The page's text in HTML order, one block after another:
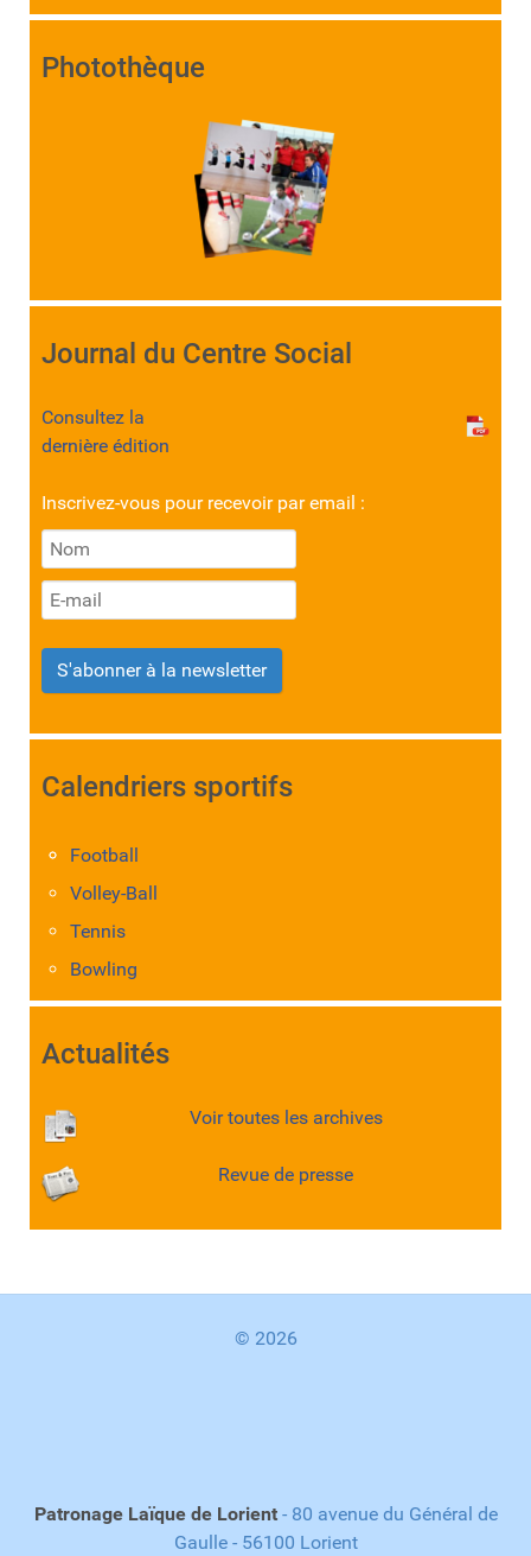
Photothèque
Journal du Centre Social
Consultez la
dernière édition
Inscrivez-vous pour recevoir par email :
S'abonner à la newsletter
Calendriers sportifs
Football
Volley-Ball
Tennis
Bowling
Actualités
Voir toutes les archives
Revue de presse
© 2026
Patronage Laïque de Lorient - 80 avenue du Général de
Gaulle - 56100 Lorient